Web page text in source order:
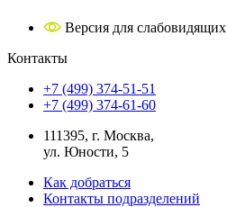
Версия для слабовидящих
Контакты
+7 (499) 374-51-51
+7 (499) 374-61-60
111395, г. Москва,
ул. Юности, 5
Как добраться
Контакты подразделений